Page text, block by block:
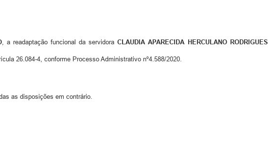
, a readaptação funcional da servidoraCLAUDIA APARECIDA HERCULANO RODRIGUES
26.084-4, conforme Processo Administrativo nº4.588/2020.
as disposições em contrário.